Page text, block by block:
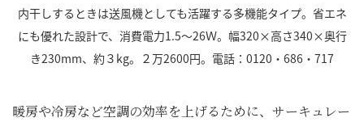
内干しするときは送風機としても活躍する多機能タイプ。省エネ
にも優れた設計で、消費電力1.5～26Ｗ。幅320×高さ340×奥行
き230mm、約３kg。２万2600円。電話：0120・686・717
暖房や冷房など空調の効率を上げるために、サーキュレー